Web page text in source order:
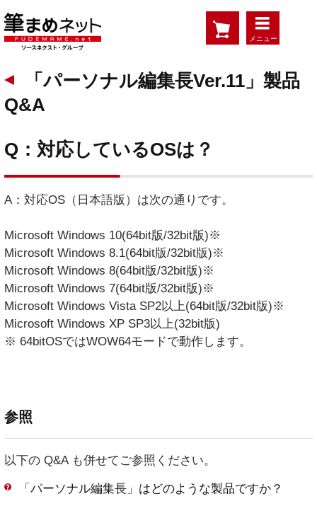
メニュー
「パーソナル編集長Ver.11」製品
Q&A
Q：対応しているOSは？
A：対応OS（日本語版）は次の通りです。
Microsoft Windows 10(64bit版/32bit版)※
Microsoft Windows 8.1(64bit版/32bit版)※
Microsoft Windows 8(64bit版/32bit版)※
Microsoft Windows 7(64bit版/32bit版)※
Microsoft Windows Vista SP2以上(64bit版/32bit版)※
Microsoft Windows XP SP3以上(32bit版)
※ 64bitOSではWOW64モードで動作します。
参照
以下の Q&A も併せてご参照ください。
「パーソナル編集長」はどのような製品ですか？